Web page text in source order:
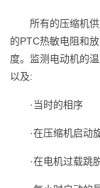
所有的压缩机
的PTC热敏电阻和
度。监测电动机的
以及:
·当时的相序
·在压缩机启动
·在电机过载跳